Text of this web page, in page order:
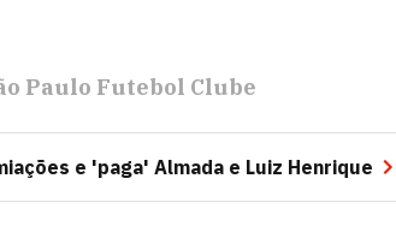
Paulo Futebol Clube
e 'paga' Almada e Luiz Henrique